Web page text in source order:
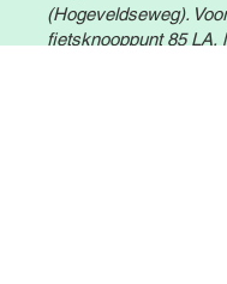
(Hogeveldseweg).
fietsknooppunt 85 LA,